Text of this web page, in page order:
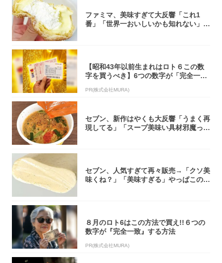
ファミマ、美味すぎて大反響「これ1
番」「世界一おいしいかも知れない」
【昭和43年以前生まれはロト６この数
字を買うべき】6つの数字が「完全一
PR(株式会社MURA)
セブン、新作はやくも大反響「うまく再
現してる」「スープ美味い具材邪魔って
セブン、人気すぎて再々販売→「クソ美
味くね？」「美味すぎる」やっぱこのク
８月のロト6はこの方法で買え!!６つの
数字が『完全一致』する方法
PR(株式会社MURA)